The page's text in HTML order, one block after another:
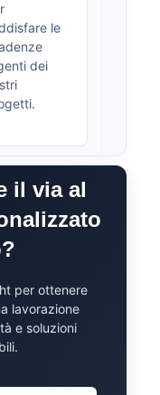
le
dei
il via al
per ottenere
lavorazione
e soluzioni